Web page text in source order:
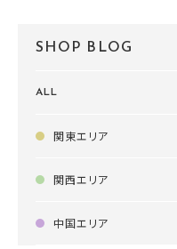
SHOP BLOG
ALL
関東エリア
関西エリア
中国エリア